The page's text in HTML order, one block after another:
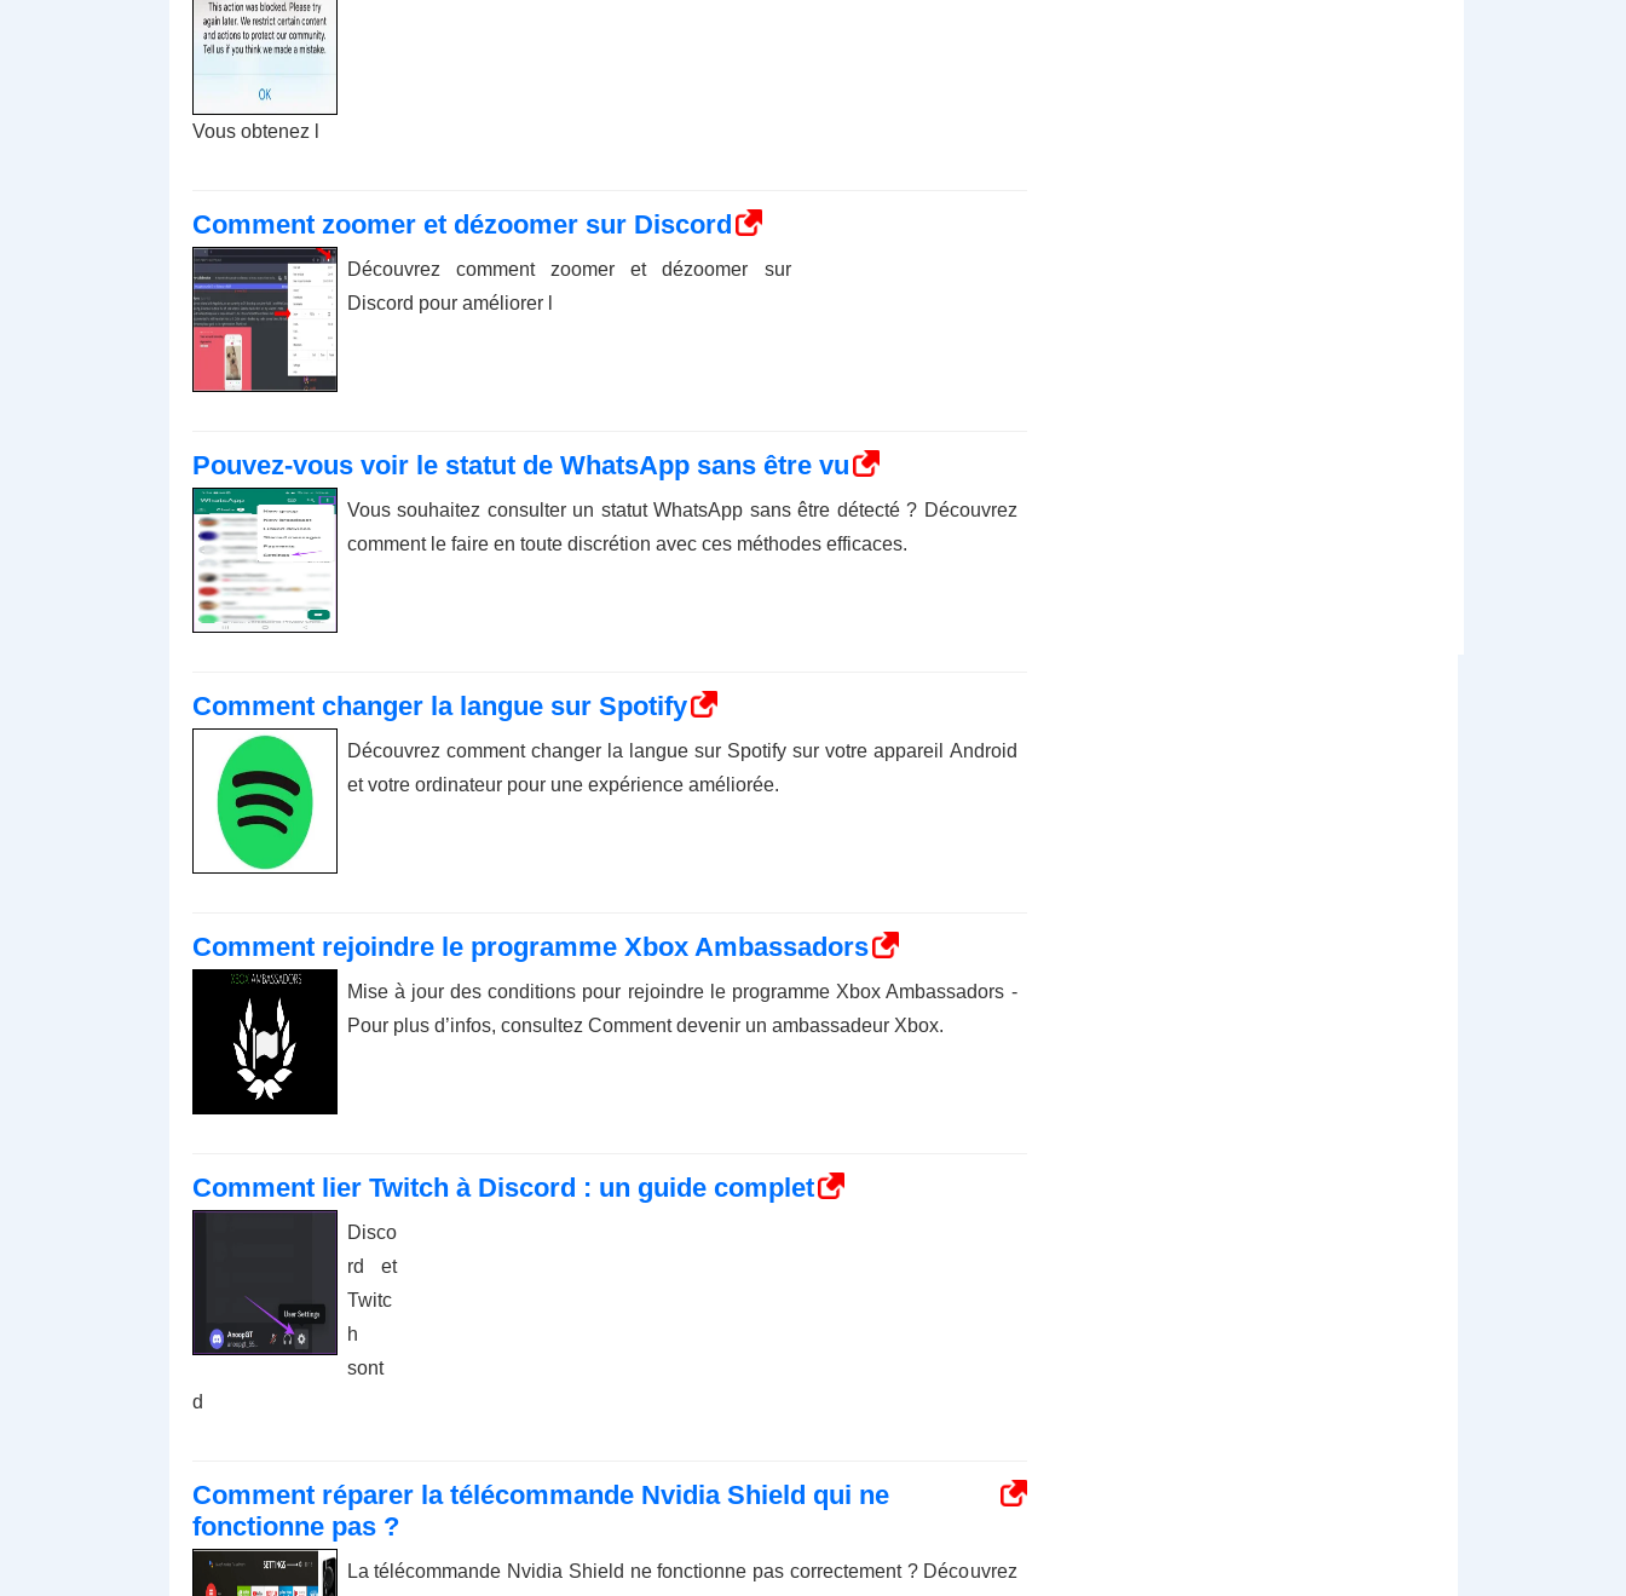
Vous obtenez l
Comment zoomer et dézoomer sur Discord
Découvrez comment zoomer et dézoomer sur
Discord pour améliorer l
Pouvez-vous voir le statut de WhatsApp sans être vu
Vous souhaitez consulter un statut WhatsApp sans être détecté ? Découvrez
comment le faire en toute discrétion avec ces méthodes efficaces.
Comment changer la langue sur Spotify
Découvrez comment changer la langue sur Spotify sur votre appareil Android
et votre ordinateur pour une expérience améliorée.
Comment rejoindre le programme Xbox Ambassadors
Mise à jour des conditions pour rejoindre le programme Xbox Ambassadors -
Pour plus d’infos, consultez Comment devenir un ambassadeur Xbox.
Comment lier Twitch à Discord : un guide complet
Disco
rd et
Twitc
h
sont
d
Comment réparer la télécommande Nvidia Shield qui ne
fonctionne pas ?
La télécommande Nvidia Shield ne fonctionne pas correctement ? Découvrez